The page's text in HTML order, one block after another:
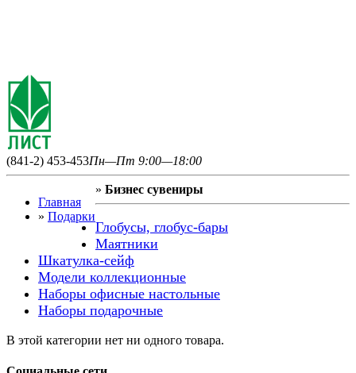
(841-2) 453-453Пн—Пт 9:00—18:00
Главная
» Подарки
» Бизнес сувениры
Глобусы, глобус-бары
Маятники
Шкатулка-сейф
Модели коллекционные
Наборы офисные настольные
Наборы подарочные
В этой категории нет ни одного товара.